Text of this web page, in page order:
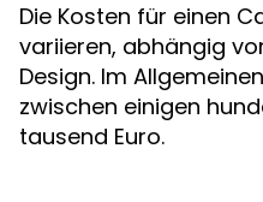
Die Kosten für einen
variieren, abhängig
Design. Im
zwischen einigen
tausend Euro.